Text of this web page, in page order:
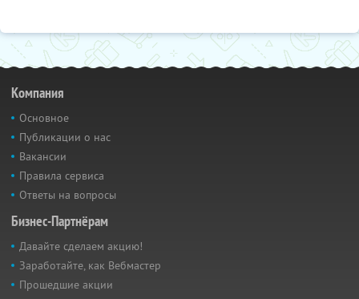
Компания
Основное
Публикации о нас
Вакансии
Правила сервиса
Ответы на вопросы
Бизнес-Партнёрам
Давайте сделаем акцию!
Заработайте, как Вебмастер
Прошедшие акции